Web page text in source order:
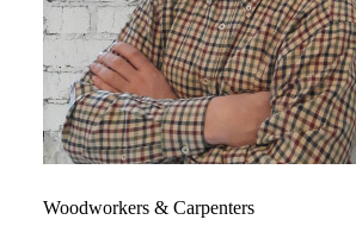
Woodworkers & Carpenters